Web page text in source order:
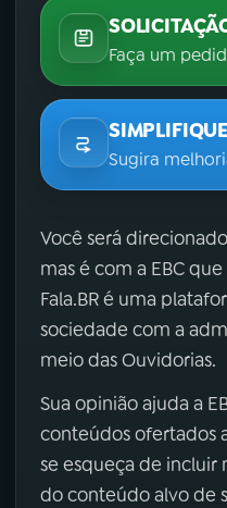
Faça um
SIMPLIFIQUE
Sugira
Você será
mas é com a EBC
Fala.BR é uma
sociedade com a
meio das Ouvidorias.
Sua opinião ajuda a
conteúdos ofertados
se esqueça de incluir
do conteúdo alvo de